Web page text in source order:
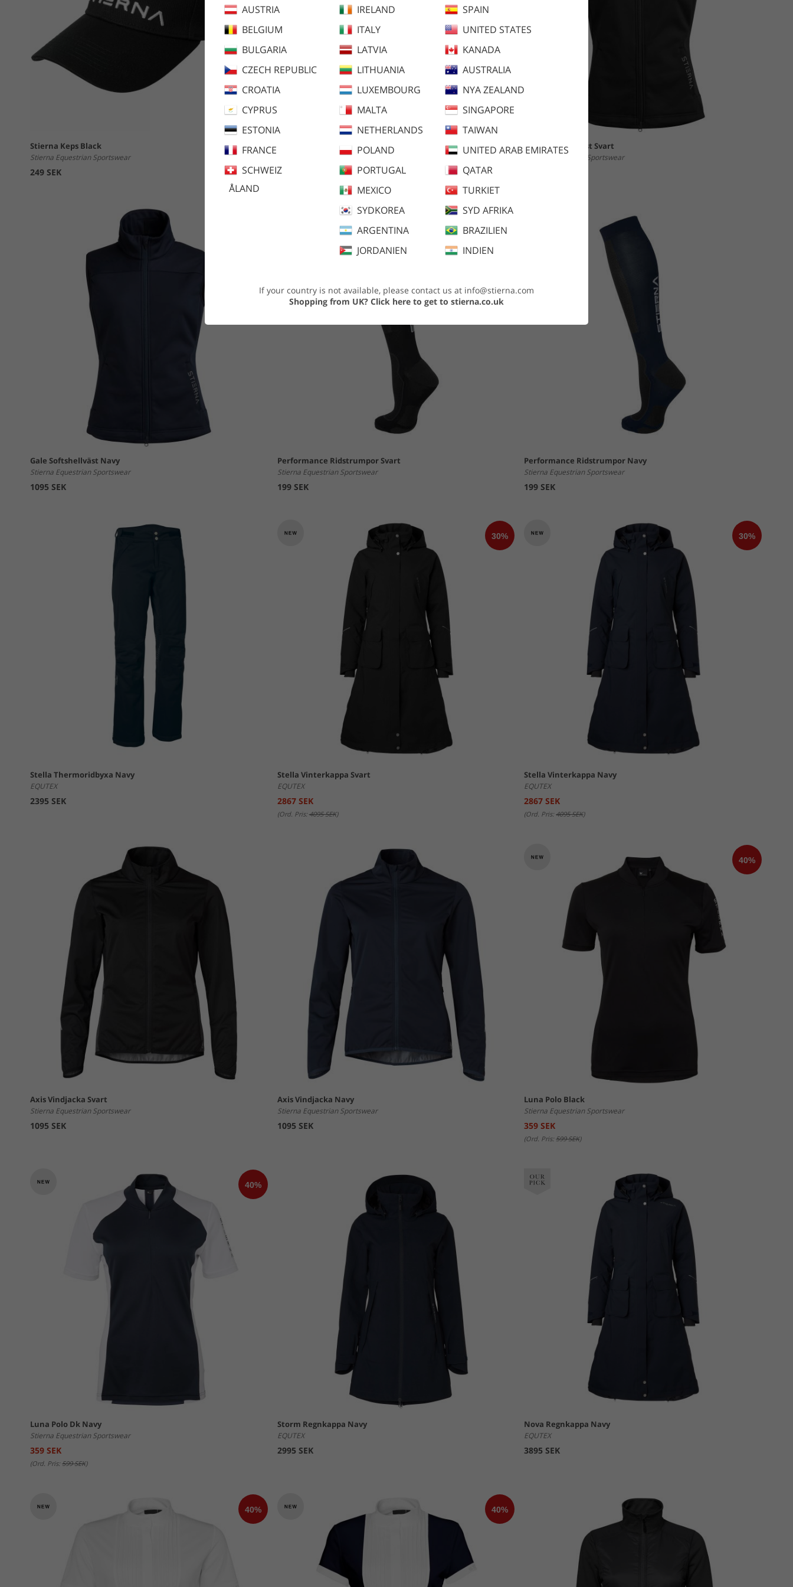
AUSTRIA
BELGIUM
BULGARIA
CZECH REPUBLIC
CROATIA
CYPRUS
ESTONIA
FRANCE
SCHWEIZ
ÅLAND
IRELAND
ITALY
LATVIA
LITHUANIA
LUXEMBOURG
MALTA
NETHERLANDS
POLAND
PORTUGAL
MEXICO
SYDKOREA
ARGENTINA
JORDANIEN
SPAIN
UNITED STATES
KANADA
AUSTRALIA
NYA ZEALAND
SINGAPORE
TAIWAN
UNITED ARAB EMIRATES
QATAR
TURKIET
SYD AFRIKA
BRAZILIEN
INDIEN
If your country is not available, please contact us at info@stierna.com
Shopping from UK? Click here to get to stierna.co.uk
Stierna Keps Black
Stierna Equestrian Sportswear
249 SEK
Stella Thermoridbyxa Svart
2395 SEK
Gale Softshellväst Svart
Stierna Equestrian Sportswear
Gale Softshellväst Navy
Stierna Equestrian Sportswear
1095 SEK
Performance Ridstrumpor Svart
Stierna Equestrian Sportswear
199 SEK
Performance Ridstrumpor Navy
Stierna Equestrian Sportswear
199 SEK
Stella Thermoridbyxa Navy
EQUTEX
2395 SEK
Stella Vinterkappa Svart
EQUTEX
2867 SEK
(Ord. Pris: 4095 SEK)
Stella Vinterkappa Navy
EQUTEX
2867 SEK
(Ord. Pris:4095 SEK)
Axis Vindjacka Svart
Stierna Equestrian Sportswear
1095 SEK
Axis Vindjacka Navy
Stierna Equestrian Sportswear
1095 SEK
Luna Polo Black
Stierna Equestrian Sportswear
359 SEK
(Ord. Pris:599 SEK)
Luna Polo Dk Navy
Stierna Equestrian Sportswear
359 SEK
(Ord. Pris: 599 SEK)
Storm Regnkappa Navy
EQUTEX
2995 SEK
Nova Regnkappa Navy
EQUTEX
3895 SEK